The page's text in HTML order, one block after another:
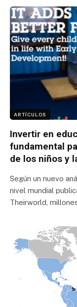
ARTÍCULOS
Invertir en
fundamental
de los niños y
Según un nuevo
nivel mundial
Theirworld,